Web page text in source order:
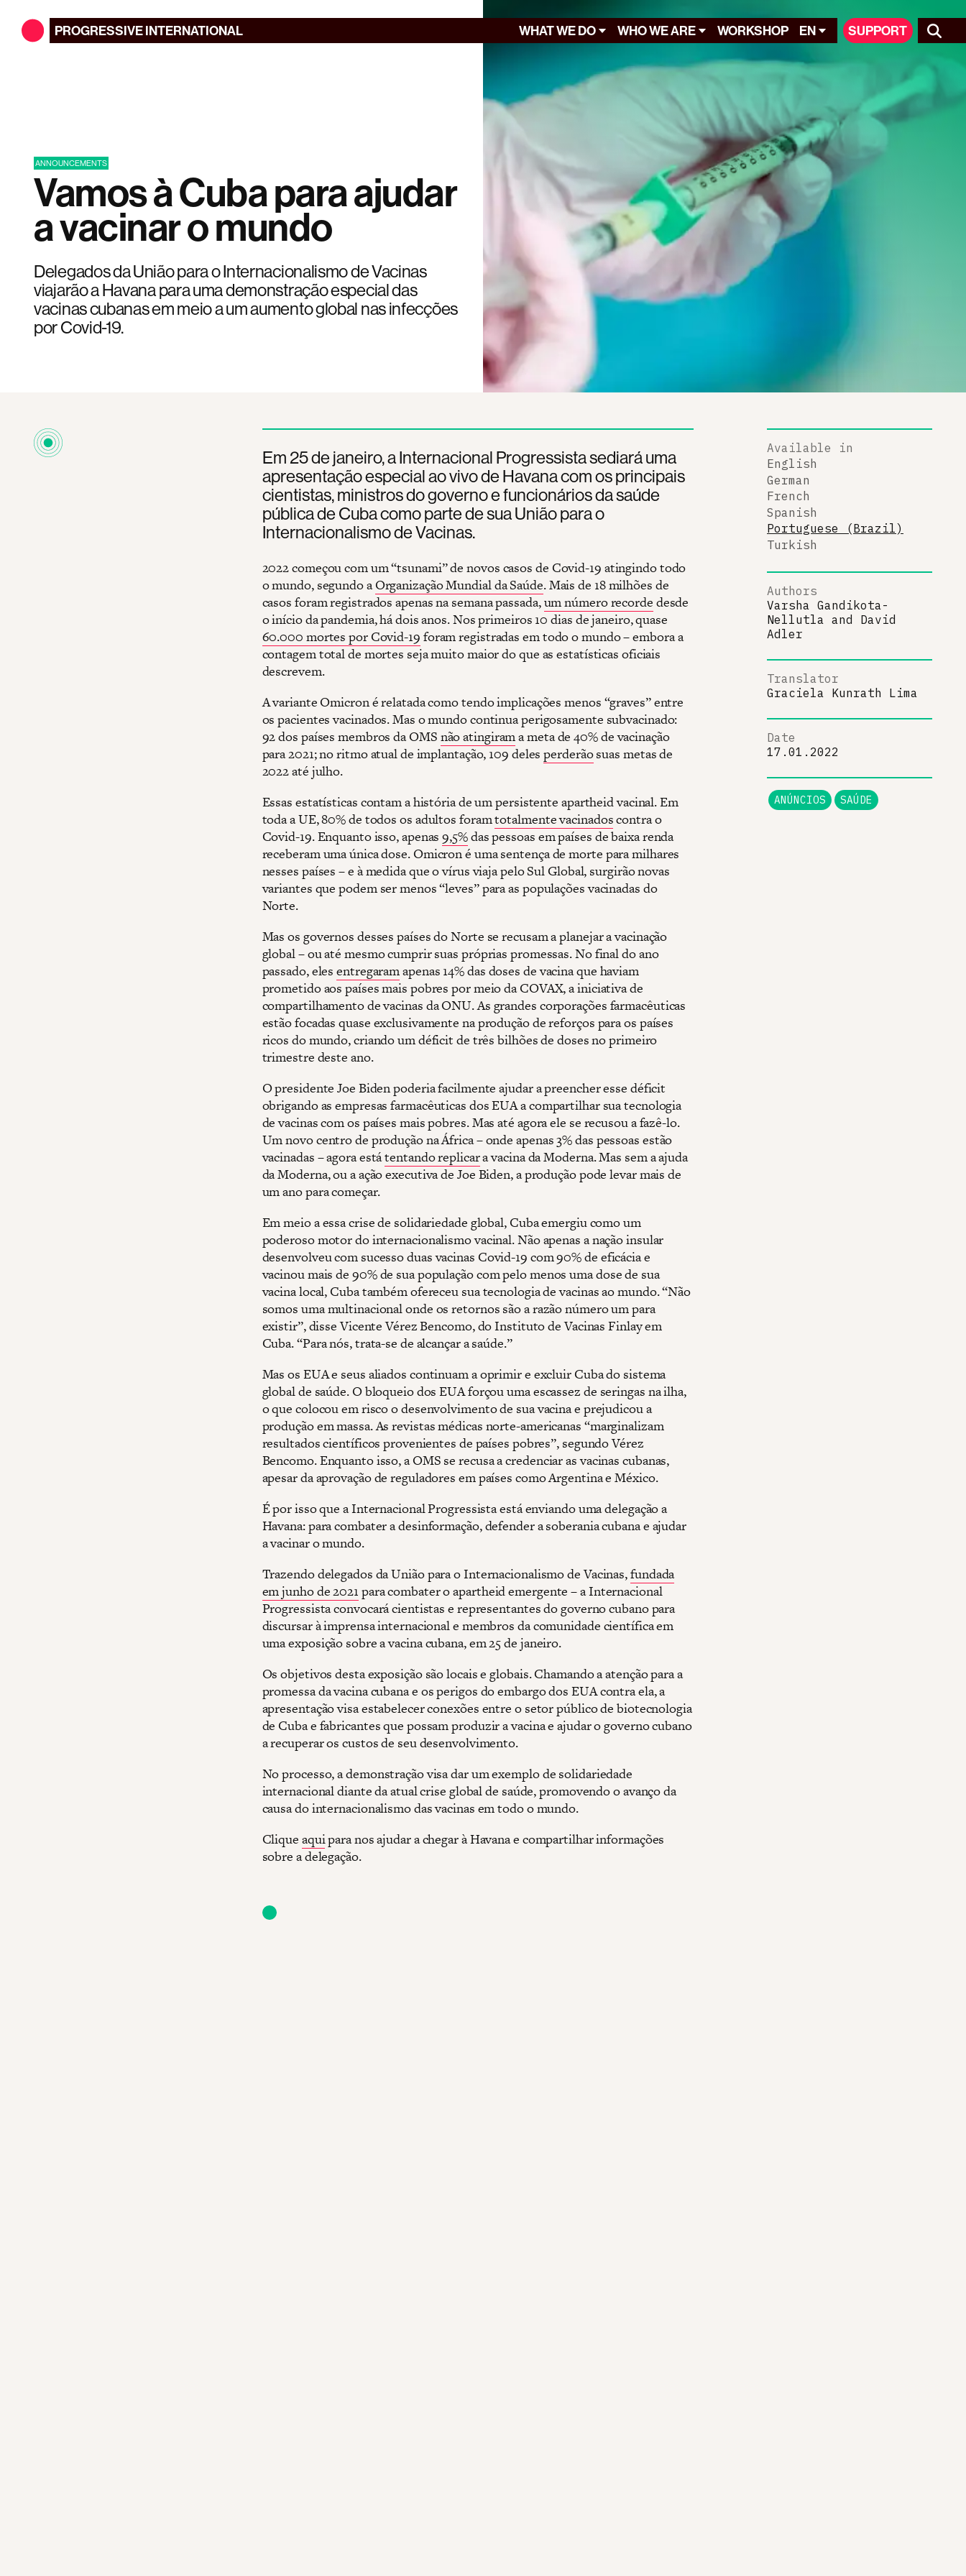
PROGRESSIVEINTERNATIONAL WHAT WE DO WHO WE ARE WORKSHOP EN SUPPORT
ANNOUNCEMENTS
Vamos à Cuba para ajudar
a vacinar o mundo
Delegados da União para o Internacionalismo de Vacinas
viajarão a Havana para uma demonstração especial das
vacinas cubanas em meio a um aumento global nas infecções
por Covid-19.
Em 25 de janeiro, a Internacional Progressista sediará uma
apresentação especial ao vivo de Havana com os principais
cientistas, ministros do governo e funcionários da saúde
pública de Cuba como parte de sua União para o
Internacionalismo de Vacinas.
2022 começou com um “tsunami” de novos casos de Covid-19 atingindo todo
o mundo, segundo aOrganização Mundial da Saúde. Mais de 18 milhões de
casos foram registrados apenas na semana passada,um número recorde desde
o início da pandemia, há dois anos. Nos primeiros 10 dias de janeiro, quase
60.000 mortes por Covid-19 foram registradas em todo o mundo – embora a
contagem total de mortes seja muito maior do que as estatísticas oficiais
descrevem.
A variante Omicron é relatada como tendo implicações menos “graves” entre
os pacientes vacinados. Mas o mundo continua perigosamente subvacinado:
92 dos países membros da OMS não atingirama meta de 40% de vacinação
para 2021; no ritmo atual de implantação, 109 delesperderãosuas metas de
2022 até julho.
Essas estatísticas contam a história de um persistente apartheid vacinal. Em
toda a UE, 80% de todos os adultos foramtotalmente vacinadoscontra o
Covid-19. Enquanto isso, apenas9,5%das pessoas em países de baixa renda
receberam uma única dose. Omicron é uma sentença de morte para milhares
nesses países – e à medida que o vírus viaja pelo Sul Global, surgirão novas
variantes que podem ser menos “leves” para as populações vacinadas do
Norte.
Mas os governos desses países do Norte se recusam a planejar a vacinação
global – ou até mesmo cumprir suas próprias promessas. No final do ano
passado, elesentregaramapenas 14% das doses de vacina que haviam
prometido aos países mais pobres por meio da COVAX, a iniciativa de
compartilhamento de vacinas da ONU. As grandes corporações farmacêuticas
estão focadas quase exclusivamente na produção de reforços para os países
ricos do mundo, criando um déficit de três bilhões de doses no primeiro
trimestre deste ano.
O presidente Joe Biden poderia facilmente ajudar a preencher esse déficit
obrigando as empresas farmacêuticas dos EUA a compartilhar sua tecnologia
de vacinas com os países mais pobres. Mas até agora ele se recusou a fazê-lo.
Um novo centro de produção na África – onde apenas 3% das pessoas estão
vacinadas – agora estátentando replicara vacina da Moderna. Mas sem a ajuda
da Moderna, ou a ação executiva de Joe Biden, a produção pode levar mais de
um ano para começar.
Em meio a essa crise de solidariedade global, Cuba emergiu como um
poderoso motor do internacionalismo vacinal. Não apenas a nação insular
desenvolveu com sucesso duas vacinas Covid-19 com 90% de eficácia e
vacinou mais de 90% de sua população com pelo menos uma dose de sua
vacina local, Cuba também ofereceu sua tecnologia de vacinas ao mundo. “Não
somos uma multinacional onde os retornos são a razão número um para
existir”, disse Vicente Vérez Bencomo, do Instituto de Vacinas Finlay em
Cuba. “Para nós, trata-se de alcançar a saúde.”
Mas os EUA e seus aliados continuam a oprimir e excluir Cuba do sistema
global de saúde. O bloqueio dos EUA forçou uma escassez de seringas na ilha,
o que colocou em risco o desenvolvimento de sua vacina e prejudicou a
produção em massa. As revistas médicas norte-americanas “marginalizam
resultados científicos provenientes de países pobres”, segundo Vérez
Bencomo. Enquanto isso, a OMS se recusa a credenciar as vacinas cubanas,
apesar da aprovação de reguladores em países como Argentina e México.
É por isso que a Internacional Progressista está enviando uma delegação a
Havana: para combater a desinformação, defender a soberania cubana e ajudar
a vacinar o mundo.
Trazendo delegados da União para o Internacionalismo de Vacinas,fundada
em junho de 2021 para combater o apartheid emergente – a Internacional
Progressista convocará cientistas e representantes do governo cubano para
discursar à imprensa internacional e membros da comunidade científica em
uma exposição sobre a vacina cubana, em 25 de janeiro.
Os objetivos desta exposição são locais e globais. Chamando a atenção para a
promessa da vacina cubana e os perigos do embargo dos EUA contra ela, a
apresentação visa estabelecer conexões entre o setor público de biotecnologia
de Cuba e fabricantes que possam produzir a vacina e ajudar o governo cubano
a recuperar os custos de seu desenvolvimento.
No processo, a demonstração visa dar um exemplo de solidariedade
internacional diante da atual crise global de saúde, promovendo o avanço da
causa do internacionalismo das vacinas em todo o mundo.
Clique aquipara nos ajudar a chegar à Havana e compartilhar informações
sobre a delegação.
Available in
English
German
French
Spanish
Portuguese (Brazil)
Turkish
Authors
Varsha Gandikota-
Nellutla and David
Adler
Translator
Graciela Kunrath Lima
Date
17.01.2022
ANÚNCIOS SAÚDE